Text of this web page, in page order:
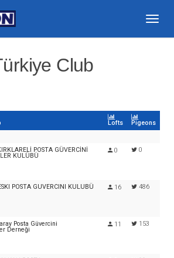
Club
Lofts
Pigeons
POSTA GÜVERCİNİ
KULÜBÜ
0 0
POSTA GUVERCINI KULUBÜ 16 486
Posta Güvercini
Derneği
11 153